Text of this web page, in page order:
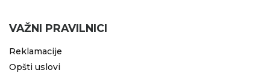
VAŽNI PRAVILNICI
Reklamacije
Opšti uslovi